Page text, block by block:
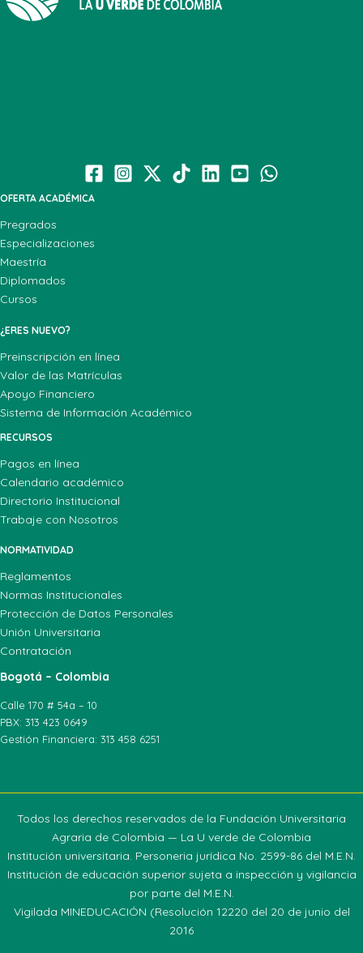
OFERTA ACADÉMICA
Pregrados
Especializaciones
Maestría
Diplomados
Cursos
¿ERES NUEVO?
Preinscripción en línea
Valor de las Matrículas
Apoyo Financiero
Sistema de Información Académico
RECURSOS
Pagos en línea
Calendario académico
Directorio Institucional
Trabaje con Nosotros
NORMATIVIDAD
Reglamentos
Normas Institucionales
Protección de Datos Personales
Unión Universitaria
Contratación
Bogotá – Colombia
Calle 170 # 54a – 10
PBX: 313 423 0649
Gestión Financiera: 313 458 6251
Todos los derechos reservados de la Fundación Universitaria
Agraria de Colombia — La U verde de Colombia
Institución universitaria. Personeria jurídica No. 2599-86 del M.E.N.
Institución de educación superior sujeta a inspección y vigilancia
por parte del M.E.N.
Vigilada MINEDUCACIÓN (Resolución 12220 del 20 de junio del
2016